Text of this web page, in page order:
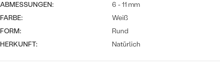
SYMBOLISCH
MINIMALISTISCH
ABMESSUNGEN:
6 - 11 mm
FARBE:
Weiß
FORM:
Rund
HERKUNFT:
Natürlich